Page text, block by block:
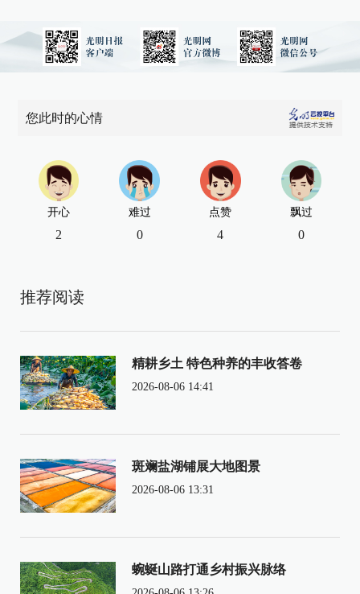
您此时的心情
开心
2
难过
0
点赞
4
飘过
0
推荐阅读
精耕乡土 特色种养的丰收答卷
2026-08-06 14:41
斑斓盐湖铺展大地图景
2026-08-06 13:31
蜿蜒山路打通乡村振兴脉络